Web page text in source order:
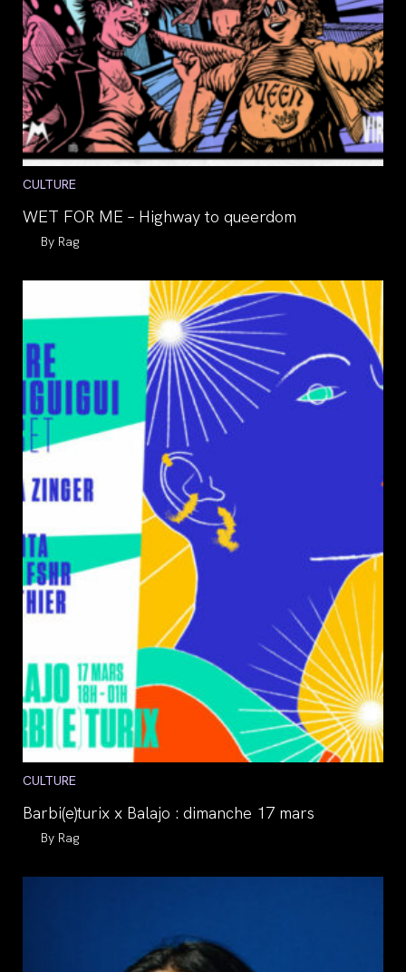
Post
CULTURE
WET FOR ME – Highway to queerdom
Auteur/autrice
la
Rag
Post
CULTURE
Barbi(e)turix x Balajo : dimanche 17 mars
Auteur/autrice
la
Rag